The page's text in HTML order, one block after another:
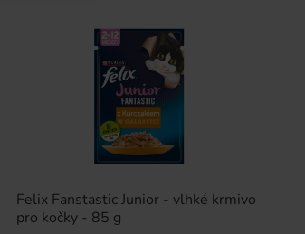
Felix Fanstastic Junior - vlhké krmivo
pro kočky - 85 g